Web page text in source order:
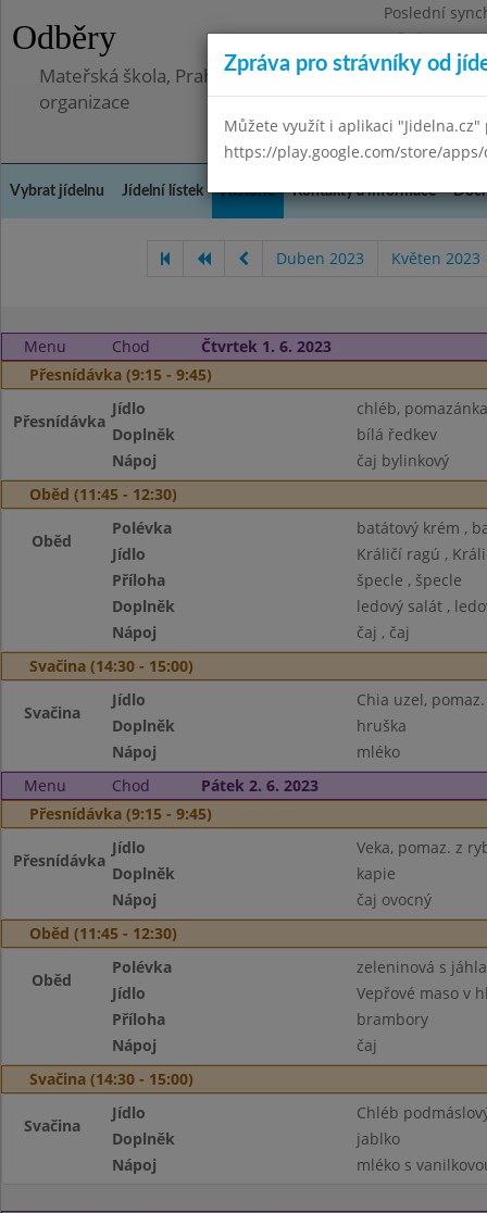
Odběry
Poslední
Středa
Mateřská škola, Praha 5 - Barrandov, Lohniského
organizace
Vybrat jídelnu Jídelní lístek Historie Kontakty a informace
Duben 2023 Květen 2023
Menu Chod
Čtvrtek 1. 6. 2023
Přesnídávka (9:15 - 9:45)
Přesnídávka
Jídlo
chléb,
Doplněk
bílá ředkev
Nápoj
čaj bylinkový
Oběd (11:45 - 12:30)
Oběd
Polévka
batátový krém ,
Jídlo
Králičí ragú ,
Příloha
špecle , špecle
Doplněk
ledový salát ,
Nápoj
čaj , čaj
Svačina (14:30 - 15:00)
Svačina
Jídlo
Chia uzel,
Doplněk
hruška
Nápoj
mléko
Menu
Chod
Pátek 2. 6. 2023
Přesnídávka (9:15 - 9:45)
Přesnídávka
Jídlo
Veka, pomaz. z
Doplněk
kapie
Nápoj
čaj ovocný
Oběd (11:45 - 12:30)
Oběd
Polévka
zeleninová s
Jídlo
Vepřové maso v
Příloha
brambory
Nápoj
čaj
Svačina (14:30 - 15:00)
Svačina
Jídlo
Chléb
Doplněk
jablko
Nápoj
mléko s
Zpráva pro strávníky od
Můžete využít i aplikaci
https://play.google.com/store/